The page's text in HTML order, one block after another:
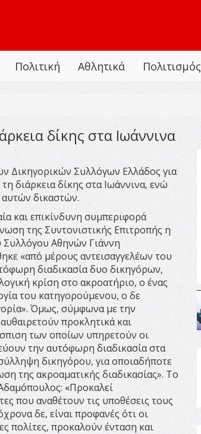
Πολιτική Αθλητικά Πολιτισμός
δίκης στα Ιωάννινα
Δικηγορικών Συλλόγων Ελλάδος για
διάρκεια δίκης στα Ιωάννινα, ενώ
αυτών δικαστών.
και επικίνδυνη συμπεριφορά
της Συντονιστικής Επιτροπής η
Συλλόγου Αθηνών Γιάννη
«από μέρους αντεισαγγελέων του
διαδικασία δυο δικηγόρων,
κρίση στο ακροατήριο, ο ένας
του κατηγορούμενου, ο δε
Όμως, σύμφωνα με την
προκλητικά και
των οποίων υπηρετούν οι
την αυτόφωρη διαδικασία στα
δικηγόρου, για οποιαδήποτε
της ακροαματικής διαδικασίας». Το
«Προκαλεί
που αναθέτουν τις υποθέσεις τους
δε, είναι προφανές ότι οι
πολίτες, προκαλούν ένταση και